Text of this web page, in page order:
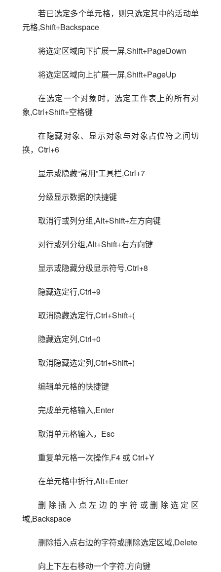
若已选定多个单元格，则只选定其中的活动单
元格,Shift+Backspace
将选定区域向下扩展一屏,Shift+PageDown
将选定区域向上扩展一屏,Shift+PageUp
在选定一个对象时，选定工作表上的所有对
象,Ctrl+Shift+空格键
在隐藏对象、显示对象与对象占位符之间切
换，Ctrl+6
显示或隐藏“常用”工具栏,Ctrl+7
分级显示数据的快捷键
取消行或列分组,Alt+Shift+左方向键
对行或列分组,Alt+Shift+右方向键
显示或隐藏分级显示符号,Ctrl+8
隐藏选定行,Ctrl+9
取消隐藏选定行,Ctrl+Shift+(
隐藏选定列,Ctrl+0
取消隐藏选定列,Ctrl+Shift+)
编辑单元格的快捷键
完成单元格输入,Enter
取消单元格输入，Esc
重复单元格一次操作,F4 或 Ctrl+Y
在单元格中折行,Alt+Enter
删除插入点左边的字符或删除选定区
域,Backspace
删除插入点右边的字符或删除选定区域,Delete
向上下左右移动一个字符,方向键